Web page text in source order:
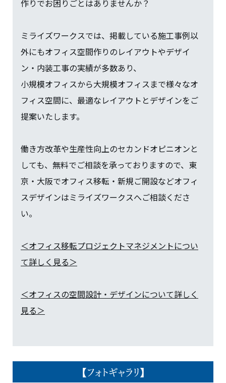
作りでお困りごとはありませんか？
ミライズワークスでは、掲載している施工事例以
外にもオフィス空間作りのレイアウトやデザイ
ン・内装工事の実績が多数あり、
小規模オフィスから大規模オフィスまで様々なオ
フィス空間に、最適なレイアウトとデザインをご
提案いたします。
働き方改革や生産性向上のセカンドオピニオンと
しても、無料でご相談を承っておりますので、東
京・大阪でオフィス移転・新規ご開設などオフィ
スデザインはミライズワークスへご相談くださ
い。
＜オフィス移転プロジェクトマネジメントについ
て詳しく見る＞
＜オフィスの空間設計・デザインについて詳しく
見る＞
【フォトギャラリ】